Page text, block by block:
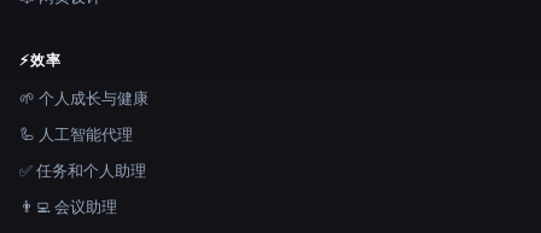
⚡效率
🌱 个人成长与健康
🦾 人工智能代理
✅ 任务和个人助理
👨‍💻 会议助理